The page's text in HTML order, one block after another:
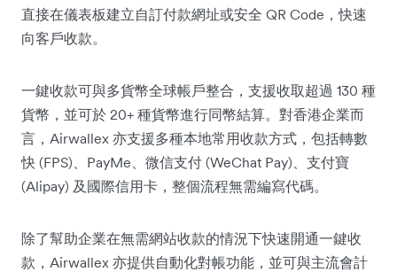
直接在儀表板建立自訂付款網址或安全 QR Code，快速
向客戶收款。
一鍵收款可與多貨幣全球帳戶整合，支援收取超過 130 種
貨幣，並可於 20+ 種貨幣進行同幣結算。對香港企業而
言，Airwallex 亦支援多種本地常用收款方式，包括轉數
快 (FPS)、PayMe、微信支付 (WeChat Pay)、支付寶
(Alipay) 及國際信用卡，整個流程無需編寫代碼。
除了幫助企業在無需網站收款的情況下快速開通一鍵收
款，Airwallex 亦提供自動化對帳功能，並可與主流會計